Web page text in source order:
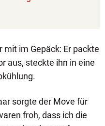
mit im Gepäck: Er packte
aus, steckte ihn in eine
sorgte der Move für
froh, dass ich die